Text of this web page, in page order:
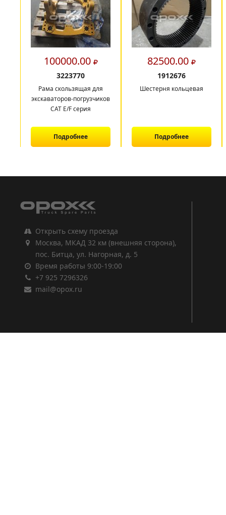
100000.00
3223770
Рама скользящая для
экскаваторов-погрузчиков
CAT E/F серия
Подробнее
82500.00
1912676
Шестерня кольцевая
Подробнее
Открыть схему проезда
Москва, МКАД 32 км (внешняя сторона),
пос. Битца, ул. Нагорная, д. 5
Время работы 9:00-19:00
+7 925 7296326
mail@opox.ru